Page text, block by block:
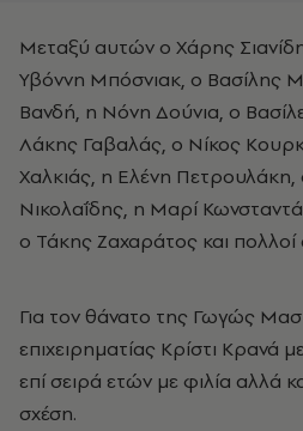
Μεταξύ αυτών ο Χάρης
Υβόννη Μπόσνιακ, ο Βασίλης
Βανδή, η Νόνη Δούνια, ο
Λάκης Γαβαλάς, ο Νίκος
Χαλκιάς, η Ελένη Πετρουλάκη,
Νικολαΐδης, η Μαρί
ο Τάκης Ζαχαράτος και πολλοί
Για τον θάνατο της Γωγώς
επιχειρηματίας Κρίστι Κρανά
επί σειρά ετών με φιλία αλλά
σχέση.